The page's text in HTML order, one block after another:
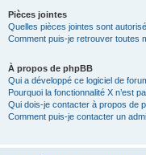
Pièces jointes
Quelles pièces jointes sont
Comment puis-je retrouver toutes
À propos de phpBB
Qui a développé ce logiciel de
Pourquoi la fonctionnalité X n’est
Qui dois-je contacter à propos de
Comment puis-je contacter un